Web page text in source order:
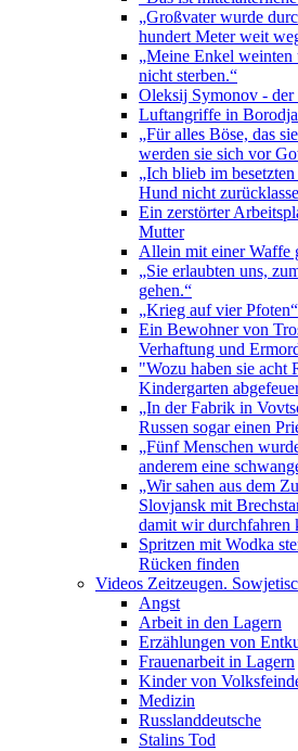
„Großvater wurde
hundert Meter weit
„Meine Enkel weinten
nicht sterben.“
Oleksij Symonov -
Luftangriffe in
„Für alles Böse, das
werden sie sich vor
„Ich blieb im
Hund nicht
Ein zerstörter
Mutter
Allein mit einer Waffe
„Sie erlaubten uns,
gehen.“
„Krieg auf vier Pfoten“
Ein Bewohner von
Verhaftung und
"Wozu haben sie acht
Kindergarten
„In der Fabrik in
Russen sogar einen
„Fünf Menschen
anderem eine
„Wir sahen aus dem
Slovjansk mit
damit wir durchfahren
Spritzen mit Wodka
Rücken finden
Videos Zeitzeugen.
Angst
Arbeit in den Lagern
Erzählungen von
Frauenarbeit in Lagern
Kinder von
Medizin
Russlanddeutsche
Stalins Tod